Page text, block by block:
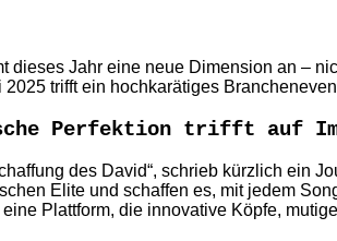
dieses Jahr eine neue Dimension an –
trifft ein hochkarätiges
Perfektion trifft auf
des David“, schrieb kürzlich ein
Elite und schaffen es, mit jedem
Plattform, die innovative Köpfe,